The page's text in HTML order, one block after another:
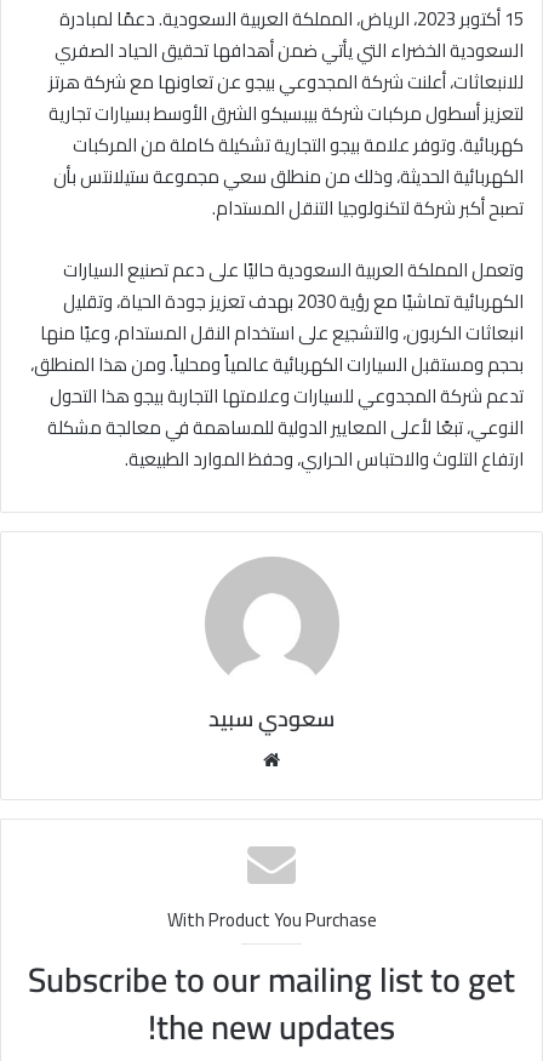
ي
15 أكتوبر 2023، الرياض، المملكة العربية السعودية. دعمًا لمبادرة
السعودية الخضراء التي يأتي ضمن أهدافها تحقيق الحياد الصفري
للانبعاثات، أعلنت شركة المجدوعي بيجو عن تعاونها مع شركة هرتز
لتعزيز أسطول مركبات شركة بيبسيكو الشرق الأوسط بسيارات تجارية
كهربائية. وتوفر علامة بيجو التجارية تشكيلة كاملة من المركبات
الكهربائية الحديثة، وذلك من منطلق سعي مجموعة ستيلانتس بأن
تصبح أكبر شركة لتكنولوجيا التنقل المستدام.
وتعمل المملكة العربية السعودية حاليًا على دعم تصنيع السيارات
الكهربائية تماشيًا مع رؤية 2030 بهدف تعزيز جودة الحياة، وتقليل
انبعاثات الكربون، والتشجيع على استخدام النقل المستدام، وعيًا منها
بحجم ومستقبل السيارات الكهربائية عالمياً ومحلياً. ومن هذا المنطلق،
تدعم شركة المجدوعي للسيارات وعلامتها التجاربة بيجو هذا التحول
النوعي، تبعًا لأعلى المعايير الدولية للمساهمة في معالجة مشكلة
ارتفاع التلوث والاحتباس الحراري، وحفظ الموارد الطبيعية.
سعودي سبيد
الوي
ب
With Product You Purchase
Subscribe to our mailing list to get
the new updates!